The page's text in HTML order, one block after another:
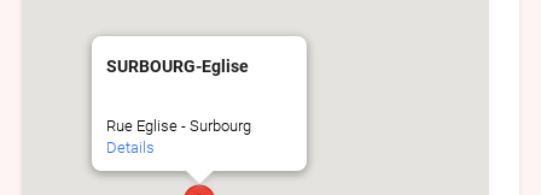
SURBOURG-Eglise
Rue Eglise - Surbourg
Details